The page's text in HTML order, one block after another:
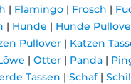
| Flamingo | Frosch |
| Hunde | Hunde
Pullover | Katzen
| Otter | Panda |
Tassen | Schaf|